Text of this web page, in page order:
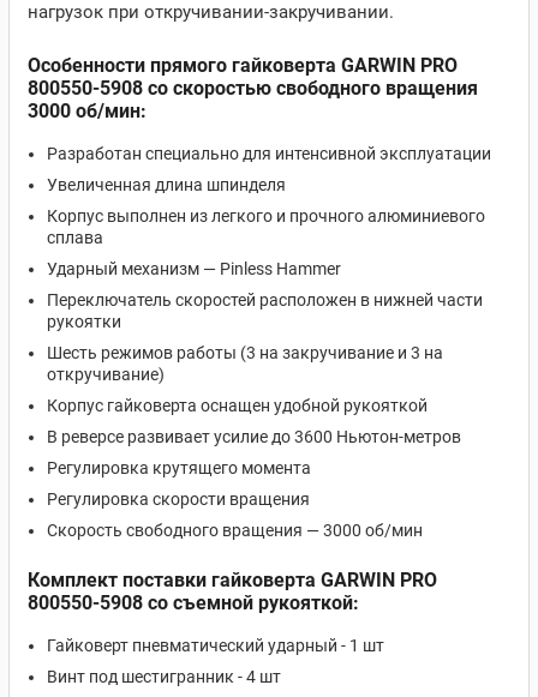
нагрузок при откручивании-закручивании.
Особенности прямого гайковерта GARWIN PRO
800550-5908 со скоростью свободного вращения
3000 об/мин:
Разработан специально для интенсивной эксплуатации
Увеличенная длина шпинделя
Корпус выполнен из легкого и прочного алюминиевого
сплава
Ударный механизм — Pinless Hammer
Переключатель скоростей расположен в нижней части
рукоятки
Шесть режимов работы (3 на закручивание и 3 на
откручивание)
Корпус гайковерта оснащен удобной рукояткой
В реверсе развивает усилие до 3600 Ньютон-метров
Регулировка крутящего момента
Регулировка скорости вращения
Скорость свободного вращения — 3000 об/мин
Комплект поставки гайковерта GARWIN PRO
800550-5908 со съемной рукояткой:
Гайковерт пневматический ударный - 1 шт
Винт под шестигранник - 4 шт